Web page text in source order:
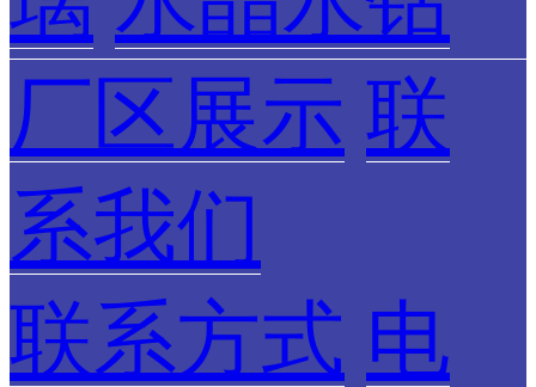
厂区展示 联
系我们
联系方式 电